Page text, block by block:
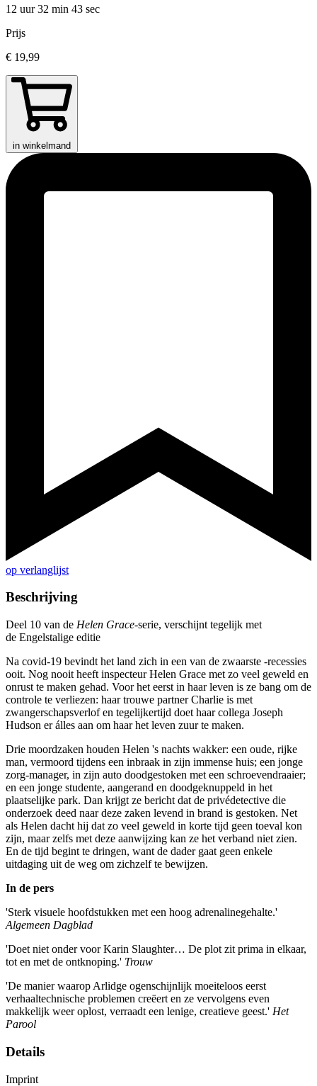
12 uur 32 min 43 sec
Prijs
€ 19,99
in winkelmand
op verlanglijst
Beschrijving
Deel 10 van de Helen Grace-serie, verschijnt tegelijk met
de Engelstalige editie
Na covid-19 bevindt het land zich in een van de zwaarste -recessies
ooit. Nog nooit heeft inspecteur Helen Grace met zo veel geweld en
onrust te maken gehad. Voor het eerst in haar leven is ze bang om de
controle te verliezen: haar trouwe partner Charlie is met
zwangerschapsverlof en tegelijkertijd doet haar collega Joseph
Hudson er álles aan om haar het leven zuur te maken.
Drie moordzaken houden Helen 's nachts wakker: een oude, rijke
man, vermoord tijdens een inbraak in zijn immense huis; een jonge
zorg-manager, in zijn auto doodgestoken met een schroevendraaier;
en een jonge studente, aangerand en doodgeknuppeld in het
plaatselijke park. Dan krijgt ze bericht dat de privédetective die
onderzoek deed naar deze zaken levend in brand is gestoken. Net
als Helen dacht hij dat zo veel geweld in korte tijd geen toeval kon
zijn, maar zelfs met deze aanwijzing kan ze het verband niet zien.
En de tijd begint te dringen, want de dader gaat geen enkele
uitdaging uit de weg om zichzelf te bewijzen.
In de pers
'Sterk visuele hoofdstukken met een hoog adrenalinegehalte.'
Algemeen Dagblad
'Doet niet onder voor Karin Slaughter… De plot zit prima in elkaar,
tot en met de ontknoping.' Trouw
'De manier waarop Arlidge ogenschijnlijk moeiteloos eerst
verhaaltechnische problemen creëert en ze vervolgens even
makkelijk weer oplost, verraadt een lenige, creatieve geest.' Het
Parool
Details
Imprint